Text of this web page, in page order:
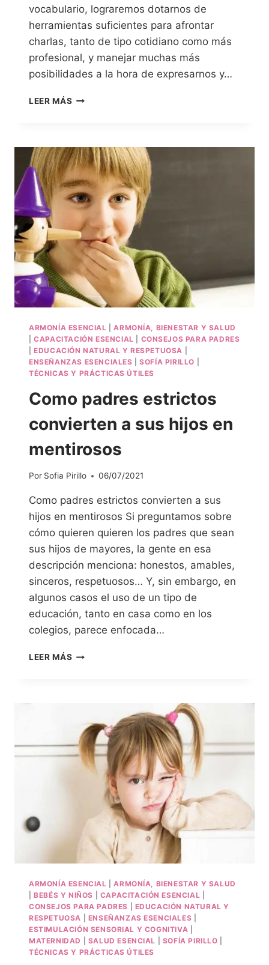
vocabulario, lograremos dotarnos de
herramientas suficientes para afrontar
charlas, tanto de tipo cotidiano como más
profesional, y manejar muchas más
posibilidades a la hora de expresarnos y…
LEER MÁS
ARMONÍA ESENCIAL |ARMONÍA, BIENESTAR Y SALUD
|CAPACITACIÓN ESENCIAL
CONSEJOS PARA PADRES
|EDUCACIÓN NATURAL Y RESPETUOSA
ENSEÑANZAS ESENCIALES |SOFÍA PIRILLO
TÉCNICAS Y PRÁCTICAS ÚTILES
Como padres estrictos
convierten a sus hijos en
mentirosos
Por Sofia Pirillo 06/07/2021
Como padres estrictos convierten a sus
hijos en mentirosos Si preguntamos sobre
cómo quieren quieren los padres que sean
sus hijos de mayores, la gente en esa
descripción menciona: honestos, amables,
sinceros, respetuosos… Y, sin embargo, en
algunos casos el uso de un tipo de
educación, tanto en casa como en los
colegios, parece enfocada…
LEER MÁS
ARMONÍA ESENCIAL |ARMONÍA, BIENESTAR Y SALUD
|BEBÉS Y NIÑOS CAPACITACIÓN ESENCIAL
CONSEJOS PARA PADRES
EDUCACIÓN NATURAL Y
RESPETUOSA
ENSEÑANZAS ESENCIALES
ESTIMULACIÓN SENSORIAL Y COGNITIVA
MATERNIDAD
SALUD ESENCIAL SOFÍA PIRILLO
TÉCNICAS Y PRÁCTICAS ÚTILES